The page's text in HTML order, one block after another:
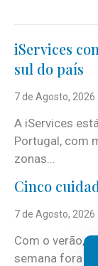
iServices
sul do país
7 de Agosto, 2026
A iServices
Portugal, com
zonas...
Cinco
7 de Agosto, 2026
Com o verão,
semana fora e